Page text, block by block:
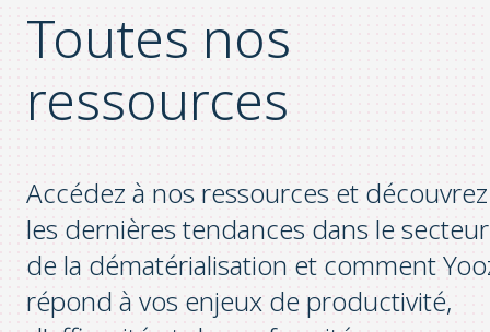
Toutes nos
ressources
Accédez à nos ressources et découvrez
les dernières tendances dans le secteur
de la dématérialisation et comment
répond à vos enjeux de productivité,